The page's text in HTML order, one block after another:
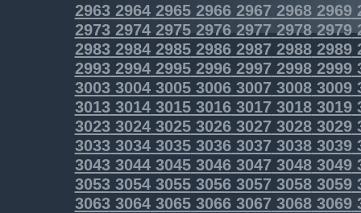
29632964296529662967 29682969
2973297429752976297729782979
2983298429852986298729882989
2993299429952996299729982999
3003300430053006300730083009
3013301430153016301730183019
3023302430253026302730283029
3033303430353036303730383039
3043304430453046304730483049
3053305430553056305730583059
3063306430653066306730683069